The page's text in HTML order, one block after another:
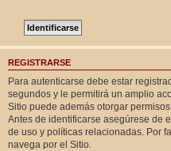
REGISTRARSE
Para autenticarse debe estar
segundos y le permitirá un amplio
Sitio puede además otorgar
Antes de identificarse asegúrese de
de uso y políticas relacionadas. Por
navega por el Sitio.